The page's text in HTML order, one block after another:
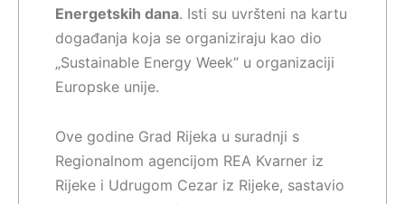
Energetskih dana. Isti su uvršteni na kartu
događanja koja se organiziraju kao dio
„Sustainable Energy Week“ u organizaciji
Europske unije.
Ove godine Grad Rijeka u suradnji s
Regionalnom agencijom REA Kvarner iz
Rijeke i Udrugom Cezar iz Rijeke, sastavio